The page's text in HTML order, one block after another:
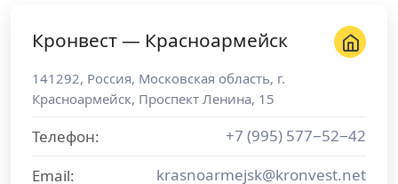
Кронвест — Красноармейск
141292, Россия, Московская область, г.
Красноармейск, Проспект Ленина, 15
Телефон:
+7 (995) 577−52−42
Email:
krasnoarmejsk@kronvest.net